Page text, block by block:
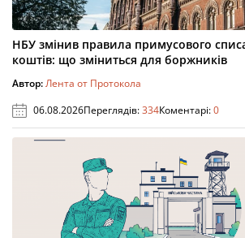
НБУ змінив правила примусового
коштів: що зміниться для боржників
Автор:Лента от Протокола
06.08.2026Переглядів:334Коментарі:0